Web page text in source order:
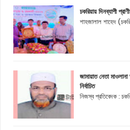
চকরিয়ায় দিনব্যাপী
শাহজালাল শাহেদ
জামায়াত নেতা
নির্বাচিত
নিজস্ব প্রতিবেদক :